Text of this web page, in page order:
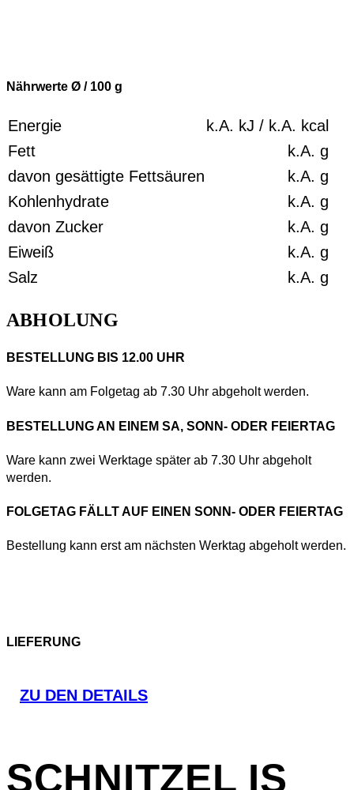
Nährwerte Ø / 100 g
Energie k.A. kJ / k.A. kcal
Fett
k.A. g
davon gesättigte Fettsäuren
k.A. g
Kohlenhydrate
k.A. g
davon Zucker
k.A. g
Eiweiß
k.A. g
Salz
k.A. g
ABHOLUNG
BESTELLUNG BIS 12.00 UHR
Ware kann am Folgetag ab 7.30 Uhr abgeholt werden.
BESTELLUNG AN EINEM SA, SONN- ODER FEIERTAG
Ware kann zwei Werktage später ab 7.30 Uhr abgeholt
werden.
FOLGETAG FÄLLT AUF EINEN SONN- ODER FEIERTAG
Bestellung kann erst am nächsten Werktag abgeholt werden.
LIEFERUNG
ZU DEN DETAILS
SCHNITZEL IS